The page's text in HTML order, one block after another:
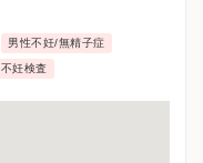
男性不妊/無精子症
不妊検査